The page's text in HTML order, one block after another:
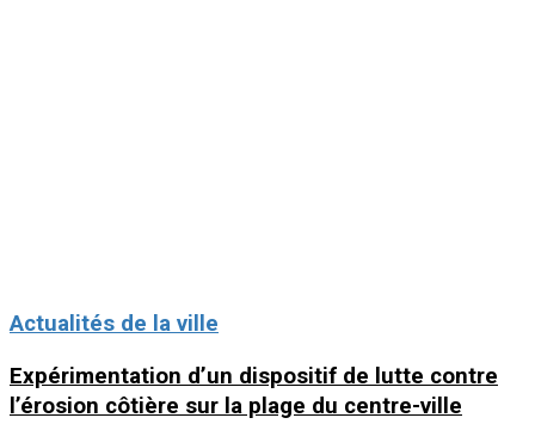
Actualités de la ville
Expérimentation d’un dispositif de lutte contre
l’érosion côtière sur la plage du centre-ville